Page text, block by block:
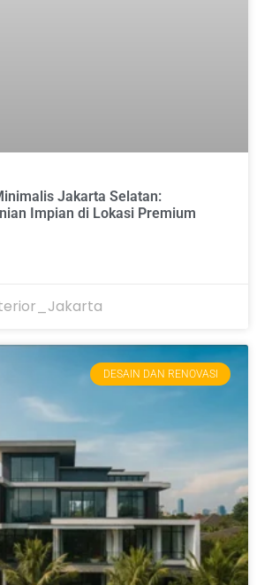
Jakarta Selatan:
Impian di Lokasi Premium
DESAIN DAN RENOVASI